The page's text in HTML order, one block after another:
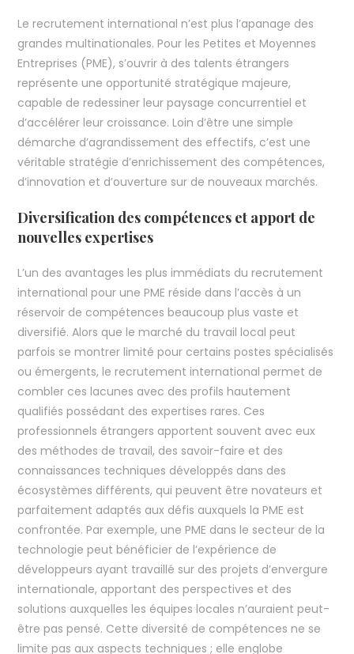
Le recrutement international n’est plus l’apanage des
grandes multinationales. Pour les Petites et Moyennes
Entreprises (PME), s’ouvrir à des talents étrangers
représente une opportunité stratégique majeure,
capable de redessiner leur paysage concurrentiel et
d’accélérer leur croissance. Loin d’être une simple
démarche d’agrandissement des effectifs, c’est une
véritable stratégie d’enrichissement des compétences,
d’innovation et d’ouverture sur de nouveaux marchés.
Diversification des compétences et apport de
nouvelles expertises
L’un des avantages les plus immédiats du recrutement
international pour une PME réside dans l’accès à un
réservoir de compétences beaucoup plus vaste et
diversifié. Alors que le marché du travail local peut
parfois se montrer limité pour certains postes spécialisés
ou émergents, le recrutement international permet de
combler ces lacunes avec des profils hautement
qualifiés possédant des expertises rares. Ces
professionnels étrangers apportent souvent avec eux
des méthodes de travail, des savoir-faire et des
connaissances techniques développés dans des
écosystèmes différents, qui peuvent être novateurs et
parfaitement adaptés aux défis auxquels la PME est
confrontée. Par exemple, une PME dans le secteur de la
technologie peut bénéficier de l’expérience de
développeurs ayant travaillé sur des projets d’envergure
internationale, apportant des perspectives et des
solutions auxquelles les équipes locales n’auraient peut-
être pas pensé. Cette diversité de compétences ne se
limite pas aux aspects techniques ; elle englobe